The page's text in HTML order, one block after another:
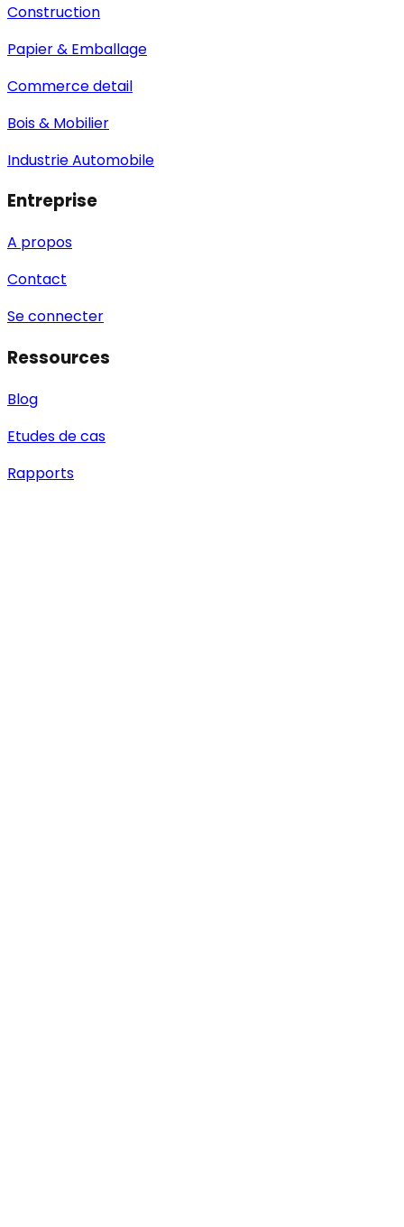
Construction
Papier & Emballage
Commerce detail
Bois & Mobilier
Industrie Automobile
Entreprise
A propos
Contact
Se connecter
Ressources
Blog
Etudes de cas
Rapports